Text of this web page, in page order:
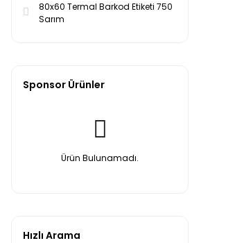
80x60 Termal Barkod Etiketi 750
Sarım
Sponsor Ürünler
Ürün Bulunamadı.
Hızlı Arama